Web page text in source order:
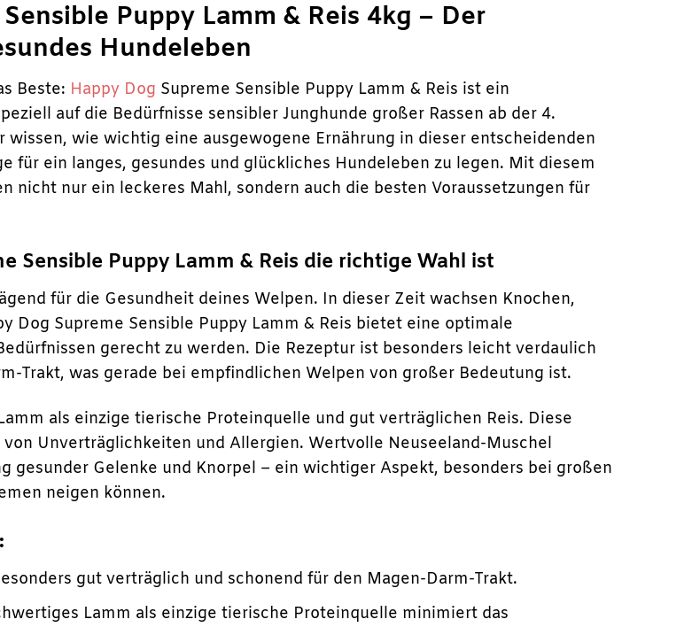
Puppy Lamm & Reis 4kg – Der
Hundeleben
Beste: Happy Dog Supreme Sensible Puppy Lamm & Reis ist ein
auf die Bedürfnisse sensibler Junghunde großer Rassen ab der 4.
wie wichtig eine ausgewogene Ernährung in dieser entscheidenden
für ein langes, gesundes und glückliches Hundeleben zu legen. Mit diesem
nicht nur ein leckeres Mahl, sondern auch die besten Voraussetzungen für
Sensible Puppy Lamm & Reis die richtige Wahl ist
für die Gesundheit deines Welpen. In dieser Zeit wachsen Knochen,
Dog Supreme Sensible Puppy Lamm & Reis bietet eine optimale
gerecht zu werden. Die Rezeptur ist besonders leicht verdaulich
Trakt, was gerade bei empfindlichen Welpen von großer Bedeutung ist.
als einzige tierische Proteinquelle und gut verträglichen Reis. Diese
Unverträglichkeiten und Allergien. Wertvolle Neuseeland-Muschel
gesunder Gelenke und Knorpel – ein wichtiger Aspekt, besonders bei großen
neigen können.
gut verträglich und schonend für den Magen-Darm-Trakt.
Lamm als einzige tierische Proteinquelle minimiert das